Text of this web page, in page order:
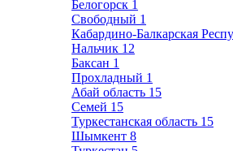
Белогорск 1
Свободный 1
Кабардино-Балкарская
Нальчик 12
Баксан 1
Прохладный 1
Абай область 15
Семей 15
Туркестанская область 15
Шымкент 8